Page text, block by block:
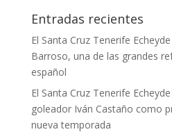
Entradas recientes
El Santa Cruz Tenerife
Barroso, una de las grandes
español
El Santa Cruz Tenerife
goleador Iván Castaño como
nueva temporada